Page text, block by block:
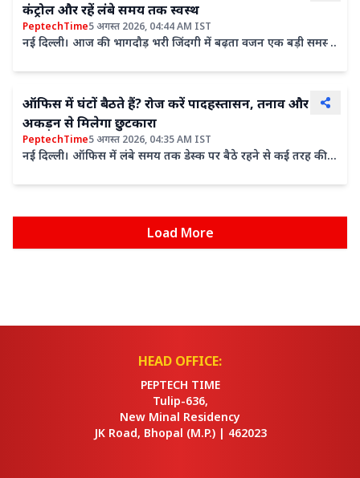
कंट्रोल और रहें लंबे समय तक स्वस्थ
PeptechTime5 अगस्त 2026, 04:44 AM IST
नई दिल्ली। आज की भागदौड़ भरी जिंदगी में बढ़ता वजन एक बड़ी समस्या
ऑफिस में घंटों बैठते हैं? रोज करें पादहस्तासन, तनाव और
अकड़न से मिलेगा छुटकारा
PeptechTime5 अगस्त 2026, 04:35 AM IST
नई दिल्ली। ऑफिस में लंबे समय तक डेस्क पर बैठे रहने से कई तरह की
Load More
HEAD OFFICE:
PEPTECH TIME
Tulip-636,
New Minal Residency
JK Road, Bhopal (M.P.) | 462023